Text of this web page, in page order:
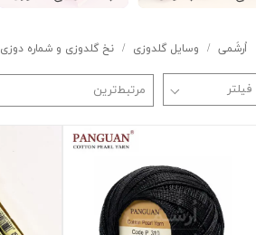
اُرشُمی وسایل گلدوزی نخ گلدوزی و شماره دوزی
مرتبط‌ترین